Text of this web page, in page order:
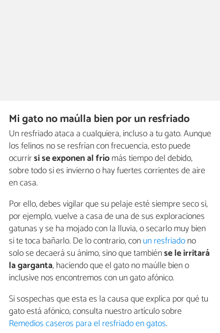
Mi gato no maúlla bien por un resfriado
Un resfriado ataca a cualquiera, incluso a tu gato. Aunque
los felinos no se resfrían con frecuencia, esto puede
ocurrirsi se exponen al fríomás tiempo del debido,
sobre todo si es invierno o hay fuertes corrientes de aire
en casa.
Por ello, debes vigilar que su pelaje esté siempre seco si,
por ejemplo, vuelve a casa de una de sus exploraciones
gatunas y se ha mojado con la lluvia, o secarlo muy bien
si te toca bañarlo. De lo contrario, conun resfriadono
solo se decaerá su ánimo, sino que tambiénse le irritará
la garganta, haciendo que el gato no maúlle bien o
inclusive nos encontremos con un gato afónico.
Si sospechas que esta es la causa que explica por qué tu
gato está afónico, consulta nuestro artículo sobre
Remedios caseros para el resfriado en gatos.